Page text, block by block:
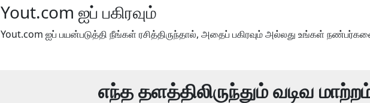
Yout.com ஐப் பகிரவும்
Yout.com ஐப் பயன்படுத்தி நீங்கள் ரசித்திருந்தால், அதைப் பகிரவும் அல்லது உங்கள்
எந்த தளத்திலிருந்தும் வடிவ